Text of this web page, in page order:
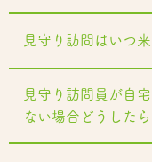
見守り訪問はいつ
見守り訪問員が自
ない場合どうした